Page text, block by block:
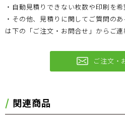
・自動見積りできない枚数や印刷を
・その他、見積りに関してご質問の
は下の「ご注文・お問合せ」からご連
ご注文・
関連商品